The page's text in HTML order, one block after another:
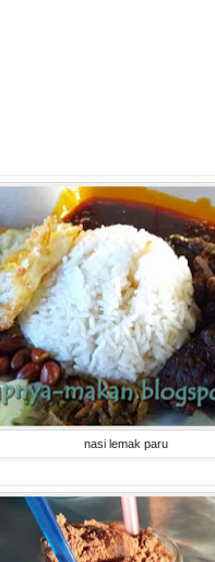
nasi lemak paru